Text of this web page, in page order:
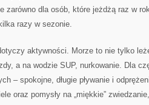
zarówno dla osób, które jeżdżą raz w
razy w sezonie.
aktywności. Morze to nie tylko
a na wodzie SUP, nurkowanie. Dla
– spokojne, długie pływanie i
oraz pomysły na „miękkie”